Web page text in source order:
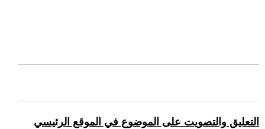
التعليق والتصويت على الموضوع في الموقع الرئيسي